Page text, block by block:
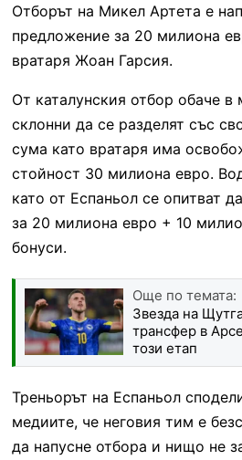
Отборът на Микел Артета е
предложение за 20 милиона
вратаря Жоан Гарсия.
От каталунския отбор обаче в
склонни да се разделят със
сума като вратаря има
стойност 30 милиона евро.
като от Еспаньол се опитват
за 20 милиона евро + 10
бонуси.
Още по темата:
Звезда на
трансфер в
този етап
Треньорът на Еспаньол
медиите, че неговия тим е
да напусне отбора и нищо не